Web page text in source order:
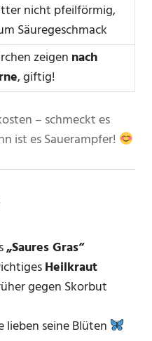
nicht pfeilförmig,
Säuregeschmack
zeigen nach
, giftig!
– schmeckt es
ist es Sauerampfer!
„Saures Gras“
Heilkraut
gegen Skorbut
lieben seine Blüten